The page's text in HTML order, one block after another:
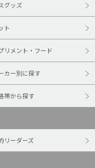
グッズ
ト
リメント・フード
カー別に探す
帯から探す
リーダーズ